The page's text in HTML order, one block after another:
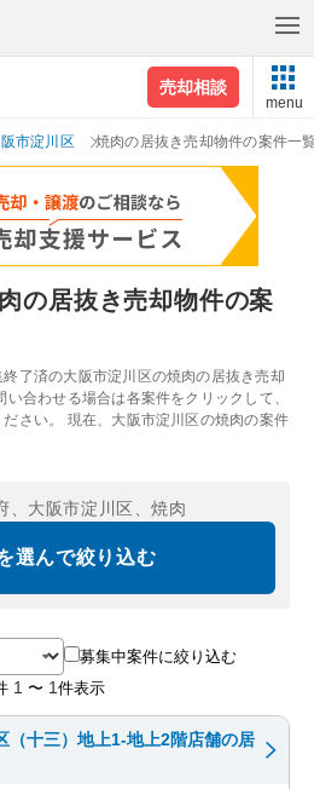
売却相談
menu
市淀川区 焼肉の居抜き売却物件の案件一
の居抜き売却物件の案
了済の大阪市淀川区の焼肉の居抜き売却
合わせる場合は各案件をクリックして、
さい。 現在、大阪市淀川区の焼肉の案件
、大阪市淀川区、焼肉
選んで絞り込む
募集中案件に絞り込む
1 〜 1 件表示
（十三）地上1-地上2階店舗の居